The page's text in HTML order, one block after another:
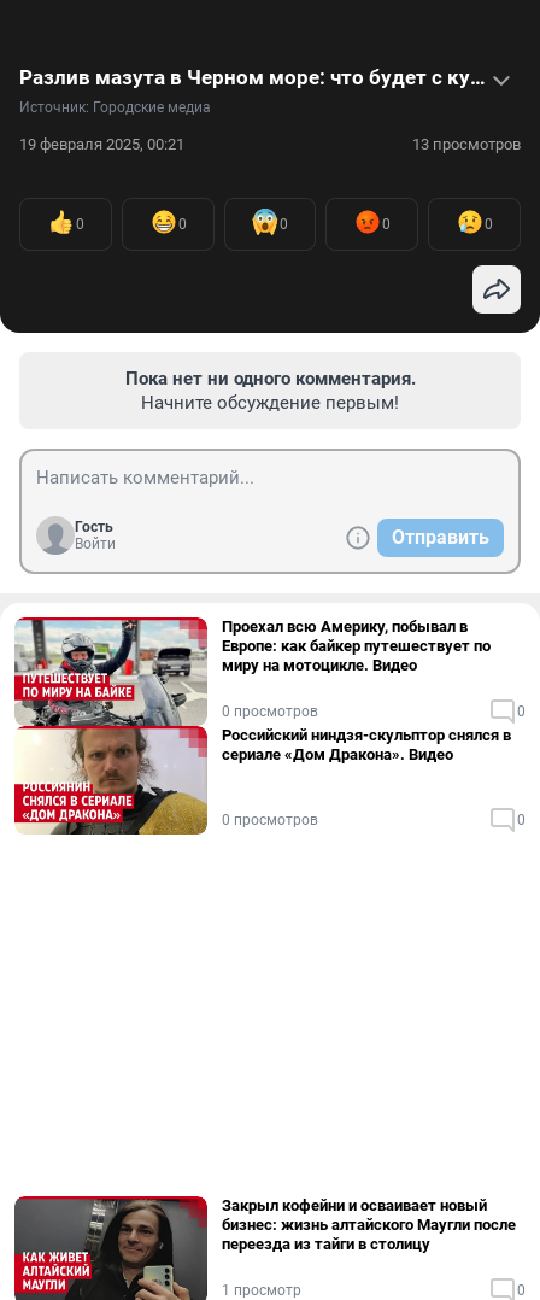
Разлив мазута в Черном море: что будет с курортным сезоном?
Источник: Городские медиа
19 февраля 2025, 00:21 13 просмотров
0 0 0 0 0
Пока нет ни одного комментария.
Начните обсуждение первым!
Гость
Войти
Отправить
Проехал всю Америку, побывал в
Европе: как байкер путешествует по
миру на мотоцикле. Видео
0 просмотров 0
Российский ниндзя-скульптор снялся в
сериале «Дом Дракона». Видео
0 просмотров 0
Закрыл кофейни и осваивает новый
бизнес: жизнь алтайского Маугли после
переезда из тайги в столицу
1 просмотр 0